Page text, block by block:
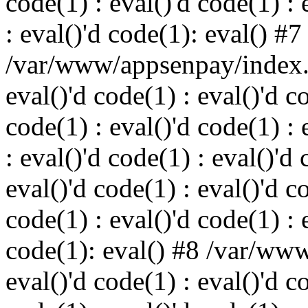
: eval()'d code(1): eval() #7
/var/www/appsenpay/
eval()'d code(1) : eval()'d
code(1) : eval()'d code(1) :
: eval()'d code(1) : eval()'d
eval()'d code(1) : eval()'d
code(1) : eval()'d code(1) :
code(1): eval() #8 /var/
eval()'d code(1) : eval()'d